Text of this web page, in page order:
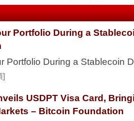
Portfolio During a
Portfolio During a Stablecoin
]
USDPT Visa Card,
– Bitcoin Foundation